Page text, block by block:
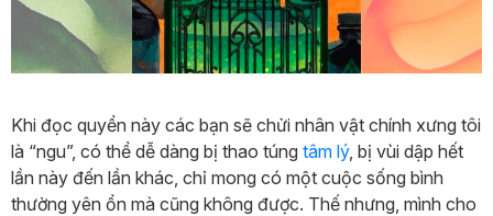
Khi đọc quyển này các bạn sẽ chửi nhân vật chính xưng tôi
là “ngu”, có thể dễ dàng bị thao túng tâm lý, bị vùi dập hết
lần này đến lần khác, chỉ mong có một cuộc sống bình
thường yên ổn mà cũng không được. Thế nhưng, mình cho